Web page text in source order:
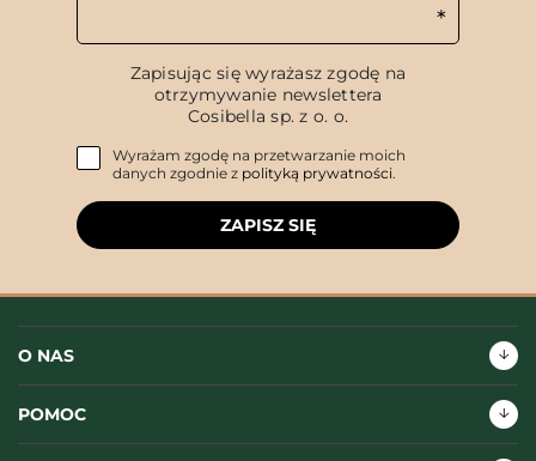
Zapisując się wyrażasz zgodę na
otrzymywanie newslettera
Cosibella sp. z o. o.
Wyrażam zgodę na przetwarzanie moich
danych zgodnie z polityką prywatności.
ZAPISZ SIĘ
O NAS
POMOC